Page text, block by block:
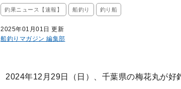
釣果ニュース【速報】 船釣り 釣り船
2025年01月01日 更新
船釣りマガジン 編集部
2024年12月29日（日）、千葉県の梅花丸が好